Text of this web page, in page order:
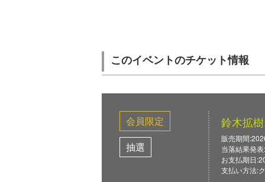
このイベントのチケット情報
会員限定
抽選
鈴木拡
販売期間
当落結果発
お支払期日
支払い方法: